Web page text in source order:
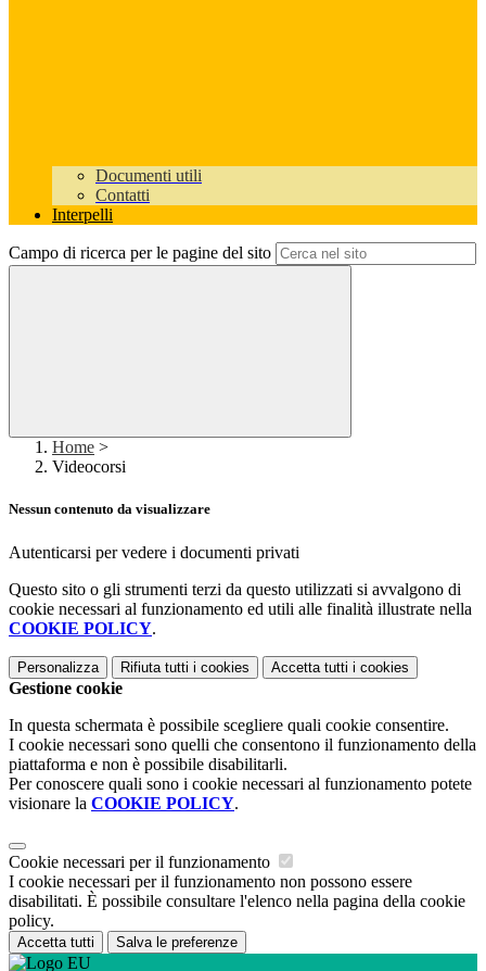
Documenti utili
Contatti
Interpelli
Campo di ricerca per le pagine del sito
Home >
Videocorsi
Nessun contenuto da visualizzare
Autenticarsi per vedere i documenti privati
Questo sito o gli strumenti terzi da questo utilizzati si avvalgono di
cookie necessari al funzionamento ed utili alle finalità illustrate nella
COOKIE POLICY.
Personalizza Rifiuta tutti i cookies Accetta tutti i cookies
Gestione cookie
In questa schermata è possibile scegliere quali cookie consentire.
I cookie necessari sono quelli che consentono il funzionamento della
piattaforma e non è possibile disabilitarli.
Per conoscere quali sono i cookie necessari al funzionamento potete
visionare la COOKIE POLICY.
Cookie necessari per il funzionamento
I cookie necessari per il funzionamento non possono essere
disabilitati. È possibile consultare l'elenco nella pagina della cookie
policy.
Accetta tutti Salva le preferenze